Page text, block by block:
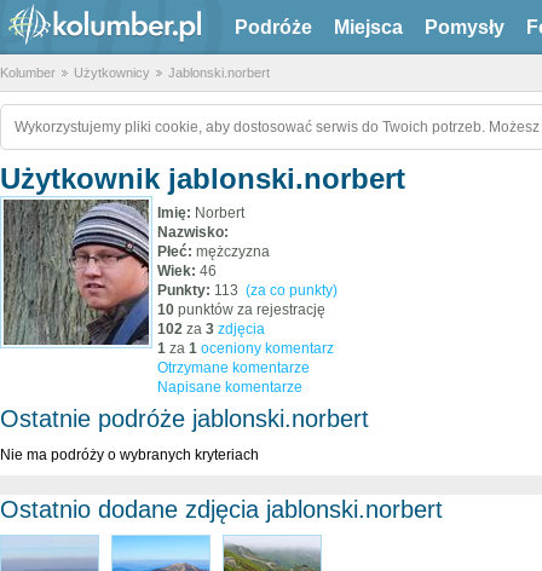
Podróże Miejsca Pomysły
Kolumber Użytkownicy Jablonski.norbert
Wykorzystujemy pliki cookie, aby dostosować serwis do Twoich potrzeb.
Użytkownik jablonski.norbert
Imię: Norbert
Nazwisko:
Płeć: mężczyzna
Wiek: 46
Punkty: 113 (za co punkty)
10 punktów za rejestrację
102 za 3 zdjęcia
1 za 1 oceniony komentarz
Otrzymane komentarze
Napisane komentarze
Ostatnie podróże jablonski.norbert
Nie ma podróży o wybranych kryteriach
Ostatnio dodane zdjęcia jablonski.norbert